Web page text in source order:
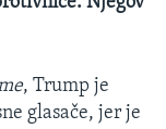
, Trump je
glasače, jer je